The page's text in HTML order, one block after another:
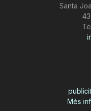
Santa
Més